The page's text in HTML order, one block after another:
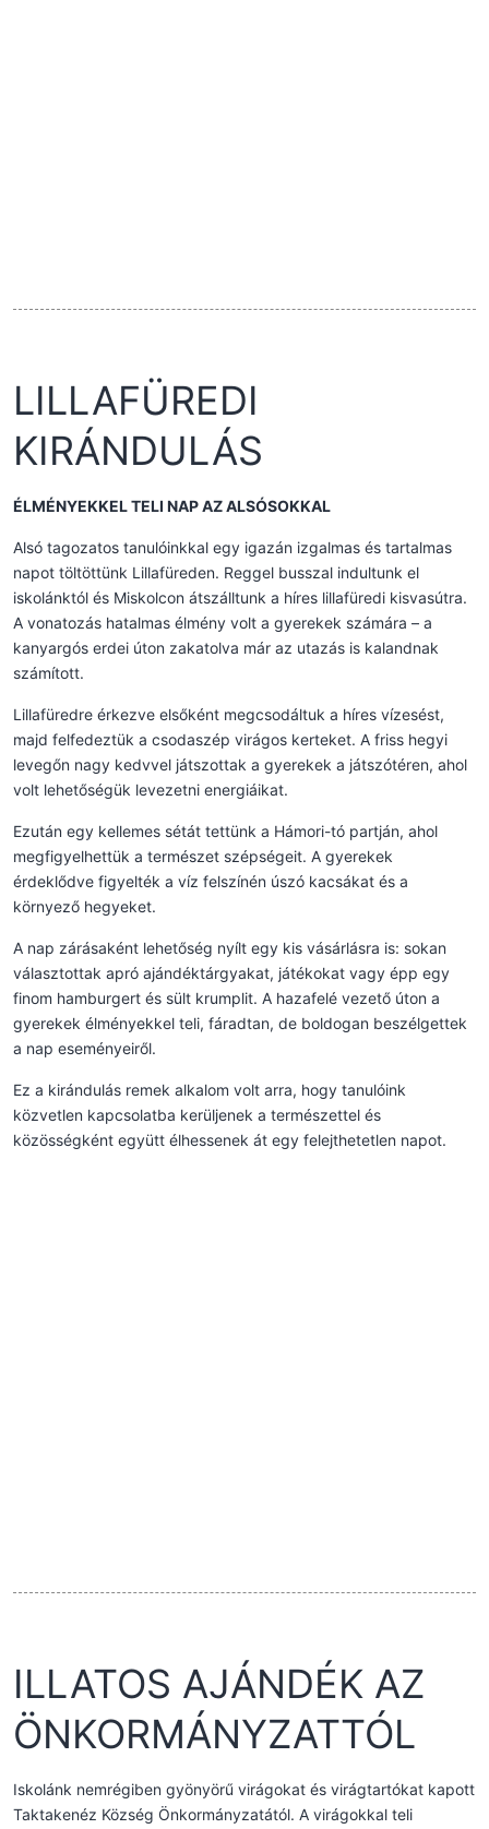
LILLAFÜREDI
KIRÁNDULÁS
ÉLMÉNYEKKEL TELI NAP AZ ALSÓSOKKAL
Alsó tagozatos tanulóinkkal egy igazán izgalmas és tartalmas
napot töltöttünk Lillafüreden. Reggel busszal indultunk el
iskolánktól és Miskolcon átszálltunk a híres lillafüredi kisvasútra.
A vonatozás hatalmas élmény volt a gyerekek számára – a
kanyargós erdei úton zakatolva már az utazás is kalandnak
számított.
Lillafüredre érkezve elsőként megcsodáltuk a híres vízesést,
majd felfedeztük a csodaszép virágos kerteket. A friss hegyi
levegőn nagy kedvvel játszottak a gyerekek a játszótéren, ahol
volt lehetőségük levezetni energiáikat.
Ezután egy kellemes sétát tettünk a Hámori-tó partján, ahol
megfigyelhettük a természet szépségeit. A gyerekek
érdeklődve figyelték a víz felszínén úszó kacsákat és a
környező hegyeket.
A nap zárásaként lehetőség nyílt egy kis vásárlásra is: sokan
választottak apró ajándéktárgyakat, játékokat vagy épp egy
finom hamburgert és sült krumplit. A hazafelé vezető úton a
gyerekek élményekkel teli, fáradtan, de boldogan beszélgettek
a nap eseményeiről.
Ez a kirándulás remek alkalom volt arra, hogy tanulóink
közvetlen kapcsolatba kerüljenek a természettel és
közösségként együtt élhessenek át egy felejthetetlen napot.
ILLATOS AJÁNDÉK AZ
ÖNKORMÁNYZATTÓL
Iskolánk nemrégiben gyönyörű virágokat és virágtartókat kapott
Taktakenéz Község Önkormányzatától. A virágokkal teli